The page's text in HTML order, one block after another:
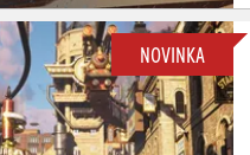
NOVINKA